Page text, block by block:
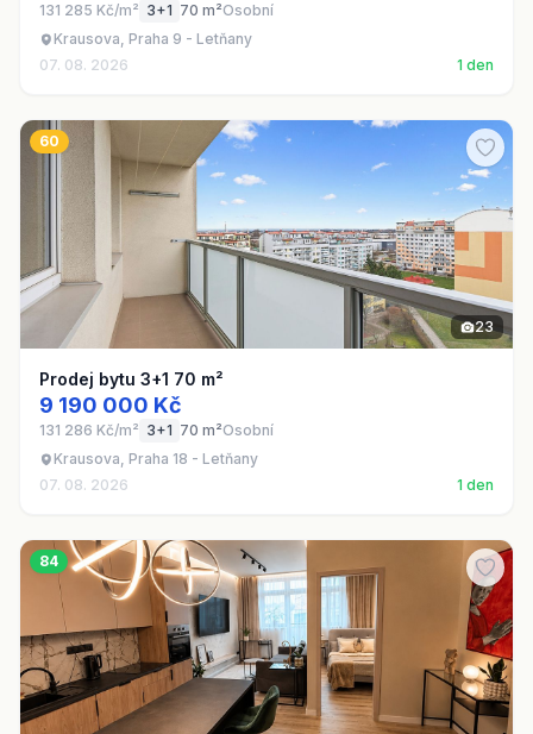
131 285 Kč/m² 3+1 70 m²Osobní
Krausova, Praha 9 - Letňany
07. 08. 2026
1 den
60
23
Prodej bytu 3+1 70 m²
9 190 000 Kč
131 286 Kč/m² 3+1 70 m²Osobní
Krausova, Praha 18 - Letňany
07. 08. 2026
1 den
84